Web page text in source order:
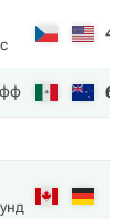
4
6